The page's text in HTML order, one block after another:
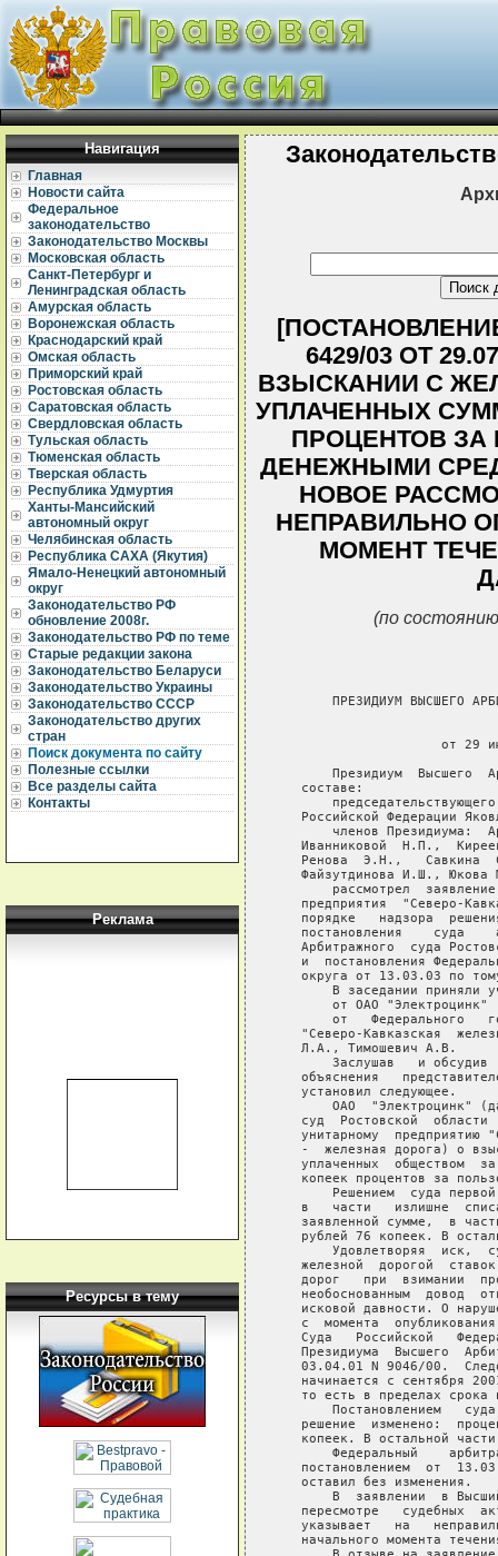
Навигация
Главная
Новости сайта
Федеральное
законодательство
Законодательство Москвы
Московская область
Санкт-Петербург и
Ленинградская область
Амурская область
Воронежская область
Краснодарский край
Омская область
Приморский край
Ростовская область
Саратовская область
Свердловская область
Тульская область
Тюменская область
Тверская область
Республика Удмуртия
Ханты-Мансийский
автономный округ
Челябинская область
Республика САХА (Якутия)
Ямало-Ненецкий автономный
округ
Законодательство РФ
обновление 2008г.
Законодательство РФ по теме
Старые редакции закона
Законодательство Беларуси
Законодательство Украины
Законодательство СССР
Законодательство других
стран
Поиск документа по сайту
Полезные ссылки
Все разделы сайта
Контакты
Реклама
Ресурсы в тему
6429/03 ОТ
ВЗЫСКАНИИ С
УПЛАЧЕННЫХ
ПРОЦЕНТОВ
ДЕНЕЖНЫМИ
НОВОЕ
НЕПРАВИЛЬНО
МОМЕНТ
(по
ПРЕЗИДИУМ ВЫСШЕГО
от 29
Президиум  Высшего
   составе:
Российской Федерации
членов Президиума:
Иванниковой  Н.П.,
Ренова  Э.Н.,   Савкина
Файзутдинова И.Ш., Юкова
рассмотрел
предприятия  "Северо-
порядке   надзора
постановления    суда
Арбитражного  суда
и  постановления
округа от 13.03.03 по
В заседании приняли
от ОАО "Электроцинк"
от   Федерального
"Северо-Кавказская
   Л.А., Тимошевич А.В.
Заслушав   и обсудив
объяснения
   установил следующее.
ОАО  "Электроцинк"
суд  Ростовской  области
унитарному  предприятию
-  железная дорога) о
уплаченных  обществом
копеек процентов за
Решением  суда
в   части   излишне
заявленной сумме,  в
рублей 76 копеек. В
Удовлетворяя  иск,
железной  дорогой
дорог   при  взимании
необоснованным  довод
исковой давности. О
с  момента
Суда   Российской
Президиума  Высшего
03.04.01 N 9046/00.
начинается с сентября
то есть в пределах срока
Постановлением
решение  изменено:
копеек. В остальной
Федеральный
постановлением  от
   оставил без изменения.
В  заявлении  в
пересмотре   судебных
указывает   на
начального момента